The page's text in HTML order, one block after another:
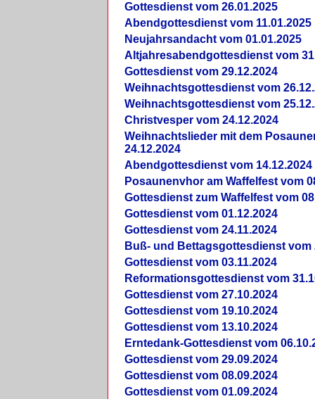
Gottesdienst vom 26.01.2025
Abendgottesdienst vom 11.01.2025
Neujahrsandacht vom 01.01.2025
Altjahresabendgottesdienst vom
Gottesdienst vom 29.12.2024
Weihnachtsgottesdienst vom
Weihnachtsgottesdienst vom
Christvesper vom 24.12.2024
Weihnachtslieder mit dem
24.12.2024
Abendgottesdienst vom 14.12.2024
Posaunenvhor am Waffelfest vom
Gottesdienst zum Waffelfest vom
Gottesdienst vom 01.12.2024
Gottesdienst vom 24.11.2024
Buß- und Bettagsgottesdienst vom
Gottesdienst vom 03.11.2024
Reformationsgottesdienst vom
Gottesdienst vom 27.10.2024
Gottesdienst vom 19.10.2024
Gottesdienst vom 13.10.2024
Erntedank-Gottesdienst vom
Gottesdienst vom 29.09.2024
Gottesdienst vom 08.09.2024
Gottesdienst vom 01.09.2024